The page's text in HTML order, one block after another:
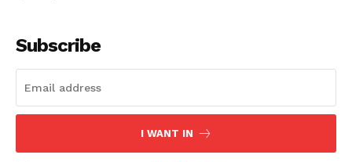
Subscribe
I WANT IN